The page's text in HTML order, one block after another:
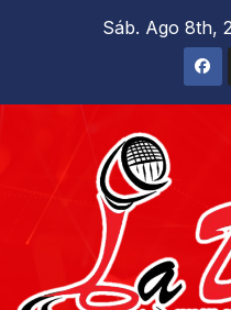
Sáb. Ago 8th,